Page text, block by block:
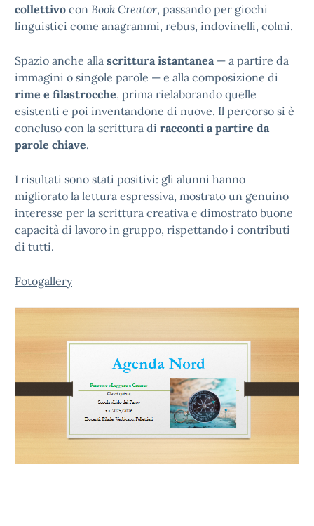
collettivo con Book Creator, passando per giochi
linguistici come anagrammi, rebus, indovinelli, colmi.
Spazio anche alla scrittura istantanea— a partire da
immagini o singole parole — e alla composizione di
rime e filastrocche, prima rielaborando quelle
esistenti e poi inventandone di nuove. Il percorso si è
concluso con la scrittura di racconti a partire da
parole chiave.
I risultati sono stati positivi: gli alunni hanno
migliorato la lettura espressiva, mostrato un genuino
interesse per la scrittura creativa e dimostrato buone
capacità di lavoro in gruppo, rispettando i contributi
di tutti.
Fotogallery